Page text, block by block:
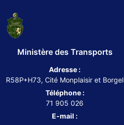
Ministère des Transports
Adresse :
R58P+H73, Cité Monplaisir et Borgel
Téléphone :
71 905 026
E-mail :